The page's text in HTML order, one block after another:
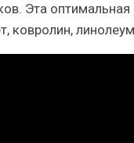
Эта оптимальная
ковролин,